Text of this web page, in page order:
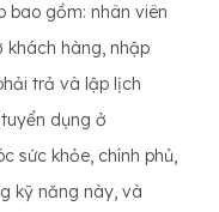
bao gồm: nhân viên
khách hàng, nhập
trả và lập lịch
dụng ở
sức khỏe, chính phủ,
kỹ năng này, và